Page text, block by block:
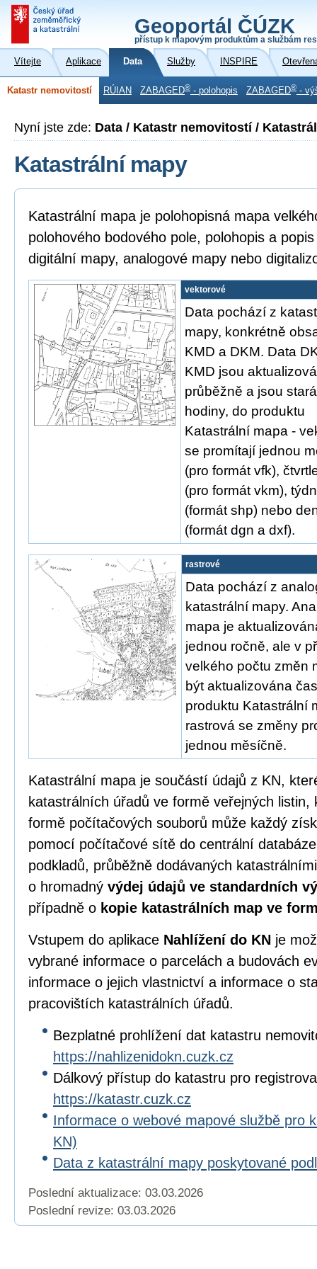
Geoportál ČÚZK
přístup k mapovým produktům a službám
Vítejte Aplikace Data Služby INSPIRE
Katastr nemovitostí RÚIAN ZABAGED® - polohopis ZABAGED® -
Nyní jste zde: Data / Katastr nemovitostí /
Katastrální mapy
Katastrální mapa je polohopisná mapa
polohového bodového pole, polohopis a
digitální mapy, analogové mapy nebo
vektorové
Data pochází z
mapy, konkrétně
KMD a DKM. Data
KMD jsou
průběžně a jsou
hodiny, do produktu
Katastrální mapa -
se promítají jednou
(pro formát vfk),
(pro formát vkm),
(formát shp) nebo
(formát dgn a dxf).
rastrové
Data pochází z
katastrální mapy.
mapa je
jednou ročně, ale v
velkého počtu změn
být aktualizována
produktu Katastrální
rastrová se změny
jednou měsíčně.
Katastrální mapa je součástí údajů z KN,
katastrálních úřadů ve formě veřejných listin,
formě počítačových souborů může každý
pomocí počítačové sítě do centrální
podkladů, průběžně dodávaných
o hromadný výdej údajů ve standardních
případně o kopie katastrálních map ve
Vstupem do aplikace Nahlížení do KN je
vybrané informace o parcelách a budovách
informace o jejich vlastnictví a informace o
pracovištích katastrálních úřadů.
Bezplatné prohlížení dat katastru
https://nahlizenidokn.cuzk.cz
Dálkový přístup do katastru pro
https://katastr.cuzk.cz
Informace o webové mapové službě pro
KN)
Data z katastrální mapy poskytované
Poslední aktualizace: 03.03.2026
Poslední revize: 03.03.2026